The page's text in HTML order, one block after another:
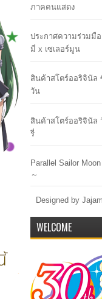
ภาคคนแสดง
ประกาศความร่วมมื
มี่ x เซเลอร์มูน
สินค้าสโตร์ออริจินัล
วัน
สินค้าสโตร์ออริจินัล
รี่
Parallel Sailor
～
Designed by
WELCOME